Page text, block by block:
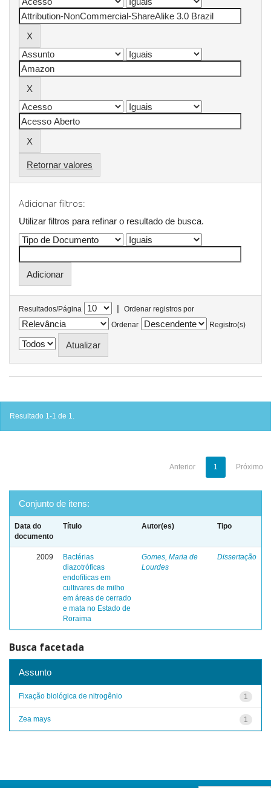
Retornar valores
Adicionar filtros:
Utilizar filtros para refinar o resultado de busca.
Resultados/Página |
Ordenar registros por
Ordenar
Registro(s)
Resultado 1-1 de 1.
Anterior 1 Próximo
Conjunto de itens:
Data do
documento
Título Autor(es) Tipo
2009
Bactérias
diazotróficas
endofíticas em
cultivares de milho
em áreas de cerrado
e mata no Estado de
Roraima
Gomes, Maria de
Lourdes
Dissertação
Busca facetada
Assunto
1
Fixação biológica de nitrogênio
1
Zea mays